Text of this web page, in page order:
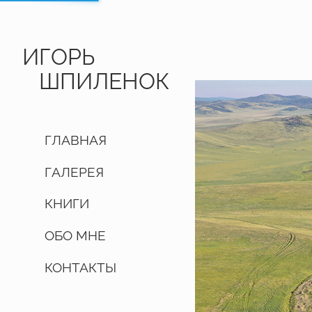
ИГОРЬ
ШПИЛЕНОК
ГЛАВНАЯ
ГАЛЕРЕЯ
КНИГИ
ОБО МНЕ
КОНТАКТЫ